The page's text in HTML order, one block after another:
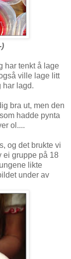
har tenkt å lage
ville lage litt
har lagd.
bra ut, men den
hadde pynta
ol....
og det brukte vi
ei gruppe på 18
likte
under av